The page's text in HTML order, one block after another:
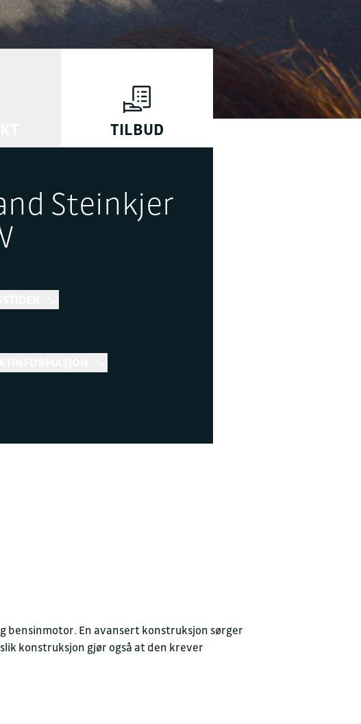
TILBUD
Steinkjer
bensinmotor. En avansert konstruksjon sørger
konstruksjon gjør også at den krever